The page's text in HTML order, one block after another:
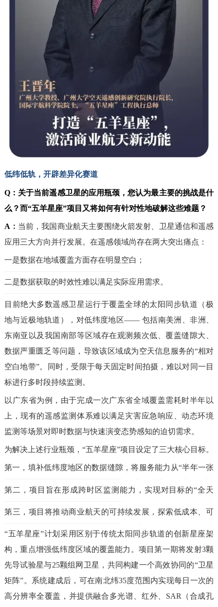
低纬低轨，开辟差异化赛道
Q： 关于当前遥感卫星的应用瓶颈，您认为最主要的挑战是什
么？而“五羊星座”项目又将如何有针对性地破解这些难题？
A ： 当前，我国商业航天主要围绕火箭发射、卫星通信和遥感
应用三大方向并行发展。在遥感领域尚存在两大突出痛点：
一是数据在地域覆盖方面存在明显空白；
二是数据获取的时效性难以满足实际应用需求。
目前绝大多数遥感卫星运行于覆盖全球的太阳同步轨道（极
地与近极地轨道），对低纬度地区—— 包括南美洲、非洲、
东南亚以及我国南部等区域存在观测频次低、覆盖缝隙大、
数据严重匮乏等问题，导致该区域成为空天信息服务的“相对
空白地带”。同时，受限于每天固定时间拍摄，难以对同一目
标进行多时段持续监测。
以广东省为例，由于完成一次广东省全域覆盖需耗时半年以
上，现有的遥感监测体系难以满足灾害应急响应、动态环境
监测等场景对即时数据与快速演变态势感知的迫切需求。
为解决上述行业瓶颈，“五羊星座”项目设定了三大核心目标。
第一，填补低纬度地区的数据缝隙，将服务能力从“半年一张
第二，项目旨在形成跨时区监测能力，实现对目标的“全天
第三，项目将推动商业航天的可持续发展，探索低成本、可
“五羊星座”计划采用区别于传统太阳同步轨道的创新星座架
构，重点增强低纬度区域的覆盖能力。项目第一期将发射3颗
先导试验星与25颗组网卫星，共同构建一个高效协同的“卫星
矩阵”。系统建成后，可在南北纬35度范围内实现每日一次的
高分辨率全覆盖，并提供融合多光谱、红外、SAR（合成孔